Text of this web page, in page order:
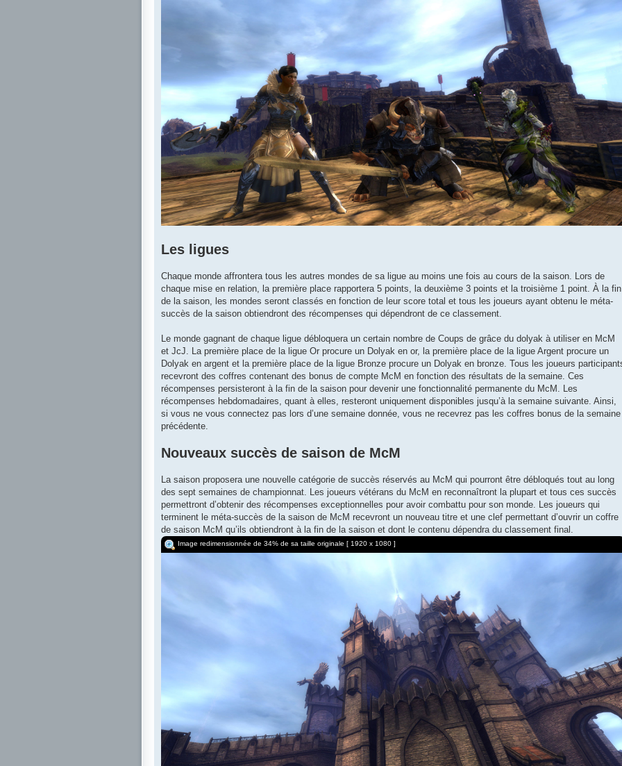
Les ligues
Chaque monde affrontera tous les autres mondes de sa ligue au moins une fois au cours de la saison. Lors de
chaque mise en relation, la première place rapportera 5 points, la deuxième 3 points et la troisième 1 point. À la fin
de la saison, les mondes seront classés en fonction de leur score total et tous les joueurs ayant obtenu le méta-
succès de la saison obtiendront des récompenses qui dépendront de ce classement.
Le monde gagnant de chaque ligue débloquera un certain nombre de Coups de grâce du dolyak à utiliser en McM
et JcJ. La première place de la ligue Or procure un Dolyak en or, la première place de la ligue Argent procure un
Dolyak en argent et la première place de la ligue Bronze procure un Dolyak en bronze. Tous les joueurs
recevront des coffres contenant des bonus de compte McM en fonction des résultats de la semaine. Ces
récompenses persisteront à la fin de la saison pour devenir une fonctionnalité permanente du McM. Les
récompenses hebdomadaires, quant à elles, resteront uniquement disponibles jusqu’à la semaine suivante. Ainsi,
si vous ne vous connectez pas lors d’une semaine donnée, vous ne recevrez pas les coffres bonus de la semaine
précédente.
Nouveaux succès de saison de McM
La saison proposera une nouvelle catégorie de succès réservés au McM qui pourront être débloqués tout au long
des sept semaines de championnat. Les joueurs vétérans du McM en reconnaîtront la plupart et tous ces succès
permettront d’obtenir des récompenses exceptionnelles pour avoir combattu pour son monde. Les joueurs qui
terminent le méta-succès de la saison de McM recevront un nouveau titre et une clef permettant d’ouvrir un coffre
de saison McM qu’ils obtiendront à la fin de la saison et dont le contenu dépendra du classement final.
Image redimensionnée de 34% de sa taille originale [ 1920 x 1080 ]